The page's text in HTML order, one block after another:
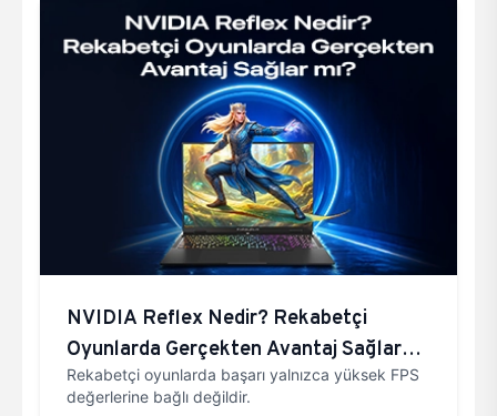
NVIDIA Reflex Nedir? Rekabetçi
Oyunlarda Gerçekten Avantaj Sağlar
Mı?
Rekabetçi oyunlarda başarı yalnızca yüksek FPS
değerlerine bağlı değildir.